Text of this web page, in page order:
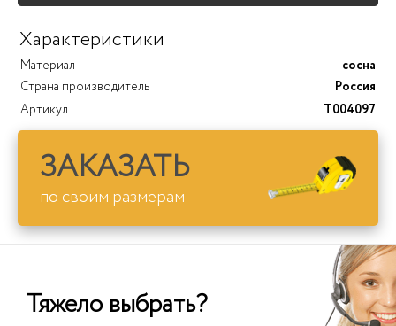
Характеристики
Материал
сосна
Страна производитель
Россия
Артикул
T004097
ЗАКАЗАТЬ
по своим размерам
Тяжело выбрать?